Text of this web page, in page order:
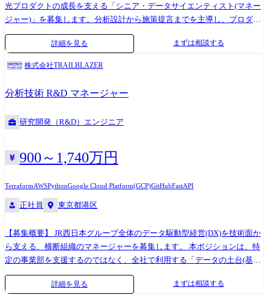
光プロダクトの成長を支える「シニア・データサイエンティスト(マネー
ジャー)」を募集します。分析設計から施策提言までを主導し、プロダク
ト戦略に直接寄与する役割です。 【具体的な業務内容】 ●分析戦略の策
定 プロダクトのKPI/KGI設計、および仮説検証・因果関係まで考慮した
効果検証。 ●横断的な調整業務 JR各部、NTA(日本旅行)、開発ベンダー
ィング支援 広告効果分析やユーザー行動分析に基づくグロース施策の提
案。 【プロジェクト例】 ●観光領域 ・KPI管理ダッシュボードの作成 ・
観光アプリ利用者のユーザー分析及びペルソナ推定/ ・旅行商品レコメン
ルの提案) ●鉄道関係の事例 ・アンケート及びデプスインタビューの定性
的なデータと、乗降者データを組み合わせた観光列車のポジション分析
詳細を見る まずは相談する
株式会社TRAILBLAZER
分析技術 R&D マネージャー
研究開発（R&D）エンジニア
900～1,740万円
TerraformAWSPythonGoogle Cloud Platform(GCP)GitHubFastAPI
正社員 東京都港区
【募集概要】 JR西日本グループ全体のデータ駆動型経営(DX)を技術面か
ら支える、横断組織のマネージャーを募集します。 本ポジションは、特
定の事業部を支援するのではなく、全社で利用する「データの土台(基
盤)」や「分析のルール・標準」を整備し、組織全体のデータ活用レベル
を引き上げる「技術のハブ」としての役割を担っていただきます。 【具
詳細を見る まずは相談する